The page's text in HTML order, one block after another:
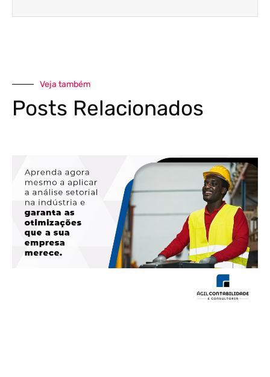
Veja também
Posts Relacionados